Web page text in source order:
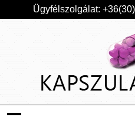
Ügyfélszolgálat: